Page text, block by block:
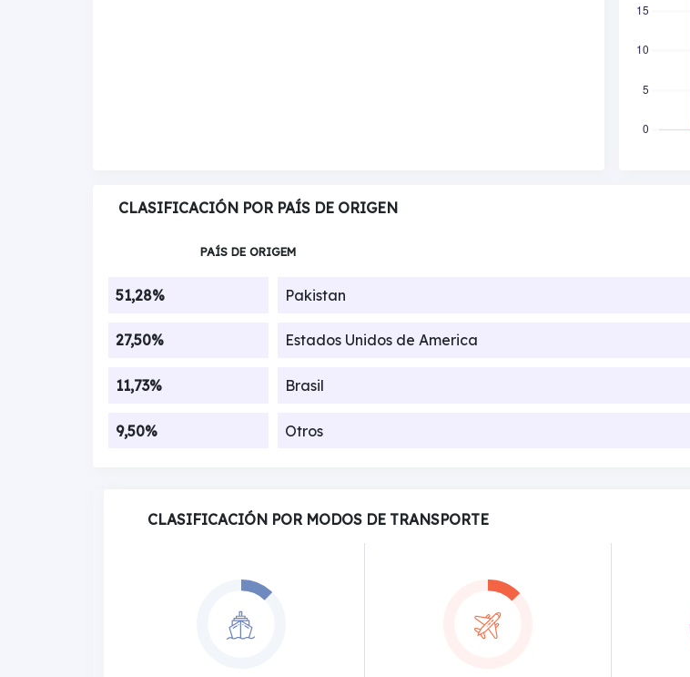
CLASIFICACIÓN POR PAÍS DE ORIGEN
PAÍS DE ORIGEM
51,28% Pakistan
27,50% Estados Unidos de America
11,73% Brasil
9,50% Otros
CLASIFICACIÓN POR MODOS DE TRANSPORTE